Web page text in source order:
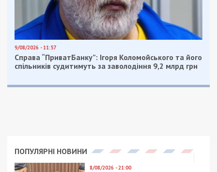
9/08/2026 - 11:57
Справа “ПриватБанку”: Ігоря Коломойського та його
спільників судитимуть за заволодіння 9,2 млрд грн
ПОПУЛЯРНІ НОВИНИ
8/08/2026 - 21:00